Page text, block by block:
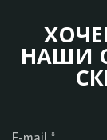
НАШИ